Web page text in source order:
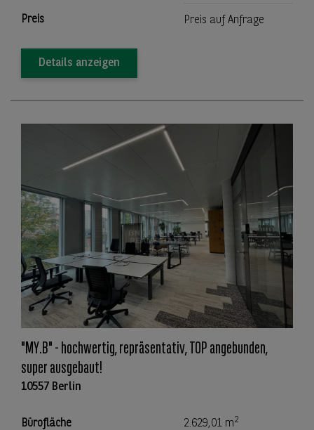
Preis Preis auf Anfrage
Details anzeigen
"MY.B" - hochwertig, repräsentativ, TOP angebunden,
super ausgebaut!
10557 Berlin
Bürofläche 2.629,01 m2